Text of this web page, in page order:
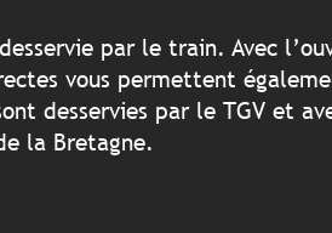
par le train. Avec
vous permettent
desservies par le TGV et
la Bretagne.